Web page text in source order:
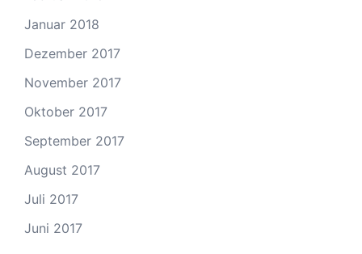
Januar 2018
Dezember 2017
November 2017
Oktober 2017
September 2017
August 2017
Juli 2017
Juni 2017